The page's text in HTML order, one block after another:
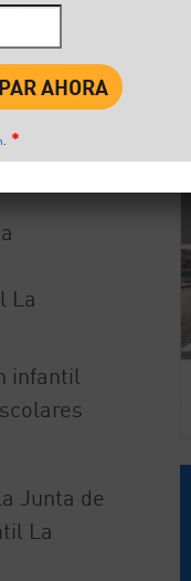
La
infantil
Junta de
La
. *